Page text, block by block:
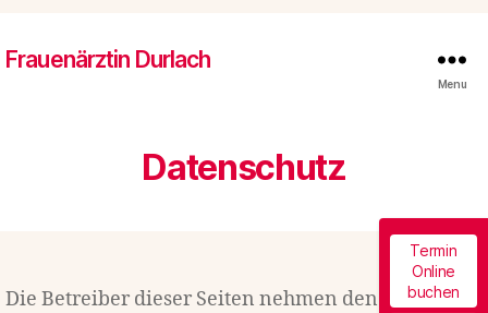
Frauenärztin Durlach
Menu
Datenschutz
Die Betreiber dieser Seiten nehmen den Schutz
Termin
Online
buchen